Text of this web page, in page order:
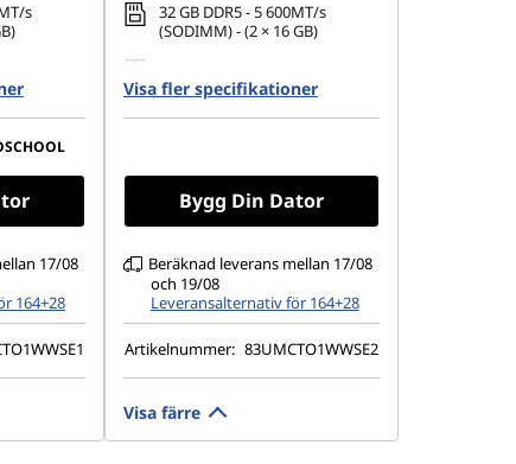
s
× 1 200),
45 %
17/08
164+28
32 GB DDR5 - 5 600MT/s
(SODIMM) - (2 × 16 GB)
QLC
15,3" WQXGA (2 560 × 1 600),
500 cd/m² (nit), 165 Hz, låg
avgivning av blått ljus, glas
Visa fler specifikationer
Bygg Din Dator
Beräknad leverans mellan 17/08
och 19/08
Leveransalternativ för 164+28
Artikelnummer: 83UMCTO1WWSE2
Visa färre